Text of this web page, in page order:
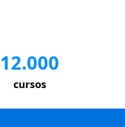
12.000
cursos